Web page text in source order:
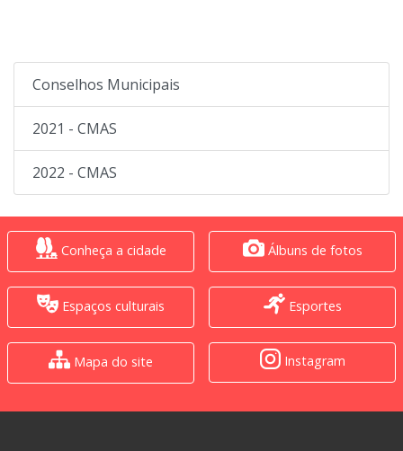
Conselhos Municipais
2021 - CMAS
2022 - CMAS
Conheça a cidade Álbuns de fotos
Espaços culturais Esportes
Mapa do site Instagram